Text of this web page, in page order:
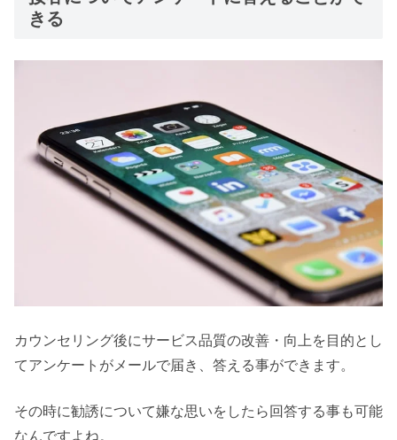
きる
カウンセリング後にサービス品質の改善・向上を目的とし
てアンケートがメールで届き、答える事ができます。
その時に勧誘について嫌な思いをしたら回答する事も可能
なんですよね。